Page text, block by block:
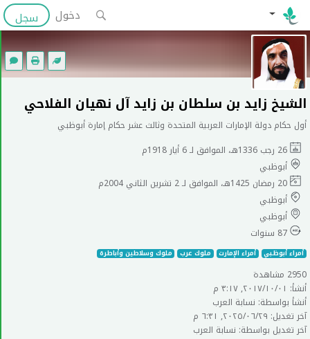
دخول سجل
الشيخ زايد بن سلطان بن زايد آل نهيان الفلاحي
أول حكام دولة الإمارات العربية المتحدة وثالث عشر حكام إمارة أبوظبي
أبوظبي
أبوظبي
أبوظبي
أمراء أبوظبي أمراء الإمارت ملوك عرب ملوك وسلاطين وأباطرة
2950 مشاهدة
أنشأ: ٠١‏/١٠‏/٢٠١٧, ٣:١٧ م
أنشأ بواسطة: نسابة العرب
آخر تغديل: ٢٩‏/٠٦‏/٢٠٢٥, ٦:٣١ م
آخر تغديل بواسطة: نسابة العرب